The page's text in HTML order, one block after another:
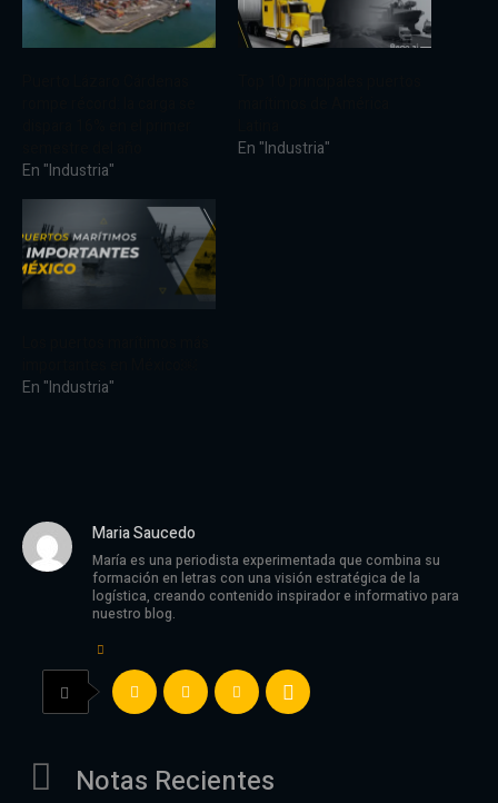
En "Industria"
En "Industria"
En "Industria"
Maria Saucedo
María es una periodista experimentada que combina su
formación en letras con una visión estratégica de la
logística, creando contenido inspirador e informativo para
nuestro blog.
Notas Recientes